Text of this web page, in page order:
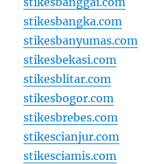
stikesbangka.com
stikesbanyumas.com
stikesbekasi.com
stikesblitar.com
stikesbogor.com
stikesbrebes.com
stikescianjur.com
stikesciamis.com